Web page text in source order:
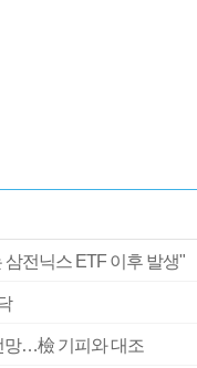
전닉스 ETF 이후 발생"
망…檢 기피와 대조